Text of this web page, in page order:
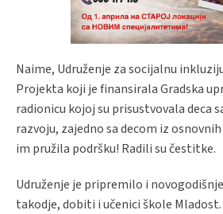
Naime, Udruženje za socijalnu
Projekta koji je finansirala Gradska
radionicu kojoj su prisustvovala deca
razvoju, zajedno sa decom iz
im pružila podršku! Radili su čestitke.
Udruženje je pripremilo i
takodje, dobiti i učenici škole Mladost.